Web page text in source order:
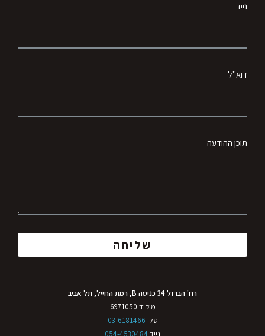
נייד
דוא"ל
תוכן ההודעה
שליחה
רח' הברזל 34 כניסה B, רמת החייל, תל אביב
מיקוד 6971050
טל' 03-6181466